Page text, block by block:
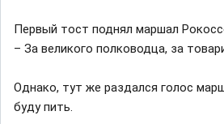
Первый тост поднял маршал
– За великого полководца, за
Однако, тут же раздался голос
буду пить.